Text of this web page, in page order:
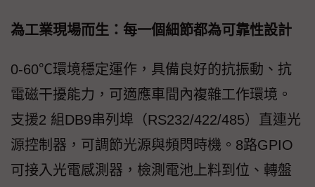
為工業現場而生：每一個細節都為可靠性設計
0-60℃環境穩定運作，具備良好的抗振動、抗
電磁干擾能力，可適應車間內複雜工作環境。
支援2 組DB9串列埠（RS232/422/485）直連光
源控制器，可調節光源與頻閃時機。8路GPIO
可接入光電感測器，檢測電池上料到位、轉盤